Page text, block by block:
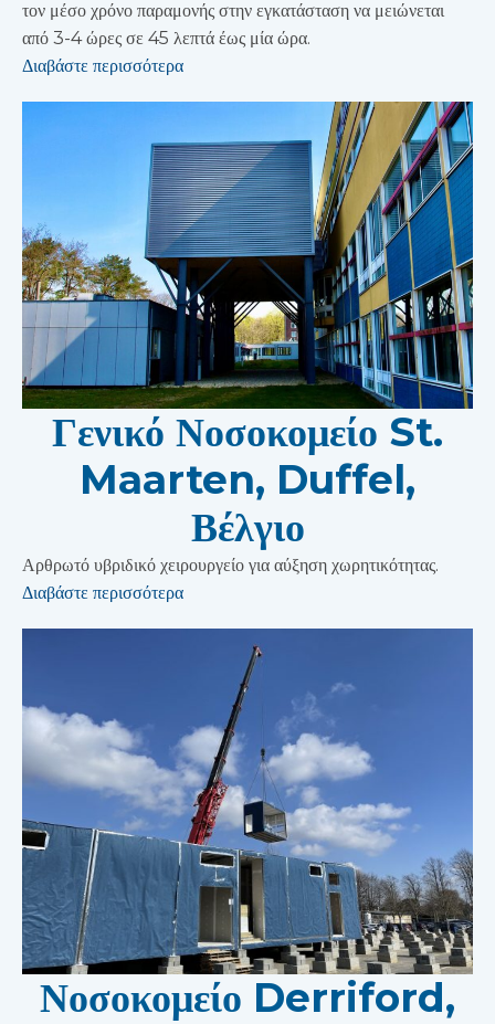
τον μέσο χρόνο παραμονής στην εγκατάσταση να μειώνεται
από 3-4 ώρες σε 45 λεπτά έως μία ώρα.
Διαβάστε περισσότερα
Γενικό Νοσοκομείο St.
Maarten, Duffel,
Βέλγιο
Αρθρωτό υβριδικό χειρουργείο για αύξηση χωρητικότητας.
Διαβάστε περισσότερα
Νοσοκομείο Derriford,